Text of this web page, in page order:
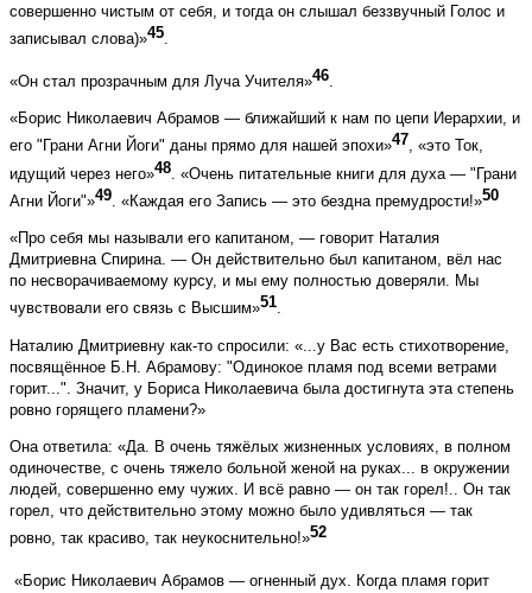
совершенно чистым от себя, и тогда он слышал беззвучный Голос и
записывал слова)»45.
«Он стал прозрачным для Луча Учителя»46.
«Борис Николаевич Абрамов — ближайший к нам по цепи Иерархии, и
его "Грани Агни Йоги" даны прямо для нашей эпохи»47, «это Ток,
идущий через него»48 . «Очень питательные книги для духа — "Грани
Агни Йоги"»49. «Каждая его Запись — это бездна премудрости!»50
«Про себя мы называли его капитаном, — говорит Наталия
Дмитриевна Спирина. — Он действительно был капитаном, вёл нас
по несворачиваемому курсу, и мы ему полностью доверяли. Мы
чувствовали его связь с Высшим»51.
Наталию Дмитриевну как-то спросили: «...у Вас есть стихотворение,
посвящённое Б.Н. Абрамову: "Одинокое пламя под всеми ветрами
горит...". Значит, у Бориса Николаевича была достигнута эта степень
ровно горящего пламени?»
Она ответила: «Да. В очень тяжёлых жизненных условиях, в полном
одиночестве, с очень тяжело больной женой на руках... в окружении
людей, совершенно ему чужих. И всё равно — он так горел!.. Он так
горел, что действительно этому можно было удивляться — так
ровно, так красиво, так неукоснительно!»52
«Борис Николаевич Абрамов — огненный дух. Когда пламя горит